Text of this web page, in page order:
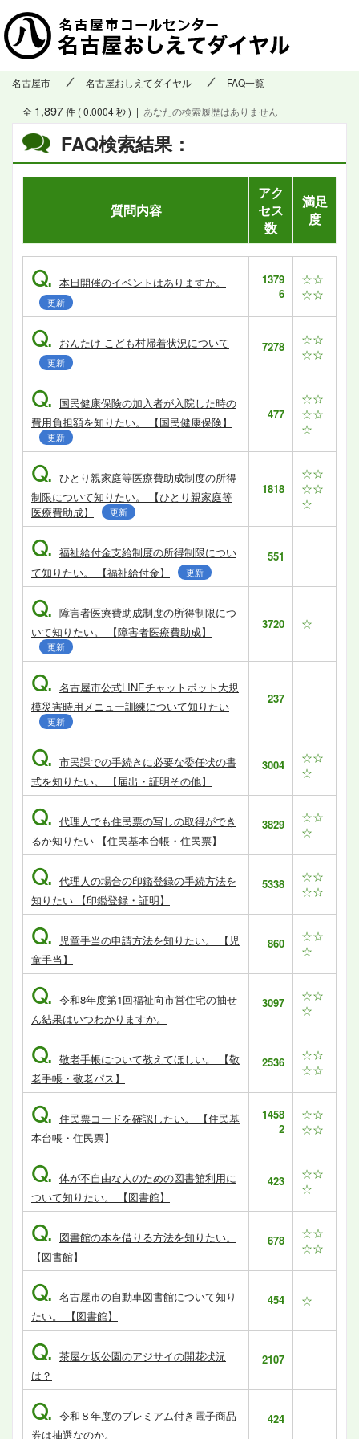
名古屋市 名古屋おしえてダイヤル FAQ一覧
FAQ検索結果：
全 1,897件 ( 0.0004 秒 ) | あなたの検索履歴はありません
質問内容
アク
セス
数
満足
度
Q. 本日開催のイベントはありますか。
更新
1379
6
☆☆
☆☆
Q. おんたけ こども村帰着状況について
更新
7278
☆☆
☆☆
Q. 国民健康保険の加入者が入院した時の
費用負担額を知りたい。 【国民健康保険】
更新
477
☆☆
☆☆
☆
Q. ひとり親家庭等医療費助成制度の所得
制限について知りたい。 【ひとり親家庭等
医療費助成】
更新
1818
☆☆
☆☆
☆
Q. 福祉給付金支給制度の所得制限につい
て知りたい。 【福祉給付金】
更新
551
Q. 障害者医療費助成制度の所得制限につ
いて知りたい。 【障害者医療費助成】
更新
3720 ☆
Q. 名古屋市公式LINEチャットボット大規
模災害時用メニュー訓練について知りたい
更新
237
Q. 市民課での手続きに必要な委任状の書
式を知りたい。 【届出・証明その他】
3004
☆☆
☆
Q. 代理人でも住民票の写しの取得ができ
るか知りたい 【住民基本台帳・住民票】
3829
☆☆
☆
Q. 代理人の場合の印鑑登録の手続方法を
知りたい 【印鑑登録・証明】
5338
☆☆
☆☆
Q.
児童手当の申請方法を知りたい。 【児
童手当】
860
☆☆
☆
Q. 令和8年度第1回福祉向市営住宅の抽せ
ん結果はいつわかりますか。
3097
☆☆
☆
Q. 敬老手帳について教えてほしい。 【敬
老手帳・敬老パス】
2536
☆☆
☆☆
Q. 住民票コードを確認したい。 【住民基
本台帳・住民票】
1458
2
☆☆
☆☆
Q. 体が不自由な人のための図書館利用に
ついて知りたい。 【図書館】
423
☆☆
☆
Q. 図書館の本を借りる方法を知りたい。
【図書館】
678
☆☆
☆☆
Q. 名古屋市の自動車図書館について知り
たい。 【図書館】
454 ☆
Q. 茶屋ケ坂公園のアジサイの開花状況
は？
2107
Q. 令和８年度のプレミアム付き電子商品
券は抽選なのか。
424